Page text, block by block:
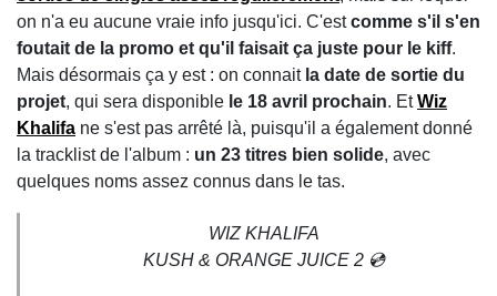
on n'a eu aucune vraie info jusqu'ici. C'estcomme s'il s'en
foutait de la promo et qu'il faisait ça juste pour le kiff.
Mais désormais ça y est : on connait la date de sortie du
projet, qui sera disponible le 18 avril prochain. EtWiz
Khalifa ne s'est pas arrêté là, puisqu'il a également donné
la tracklist de l'album : un 23 titres bien solide, avec
quelques noms assez connus dans le tas.
WIZ KHALIFA
KUSH & ORANGE JUICE 2 💿